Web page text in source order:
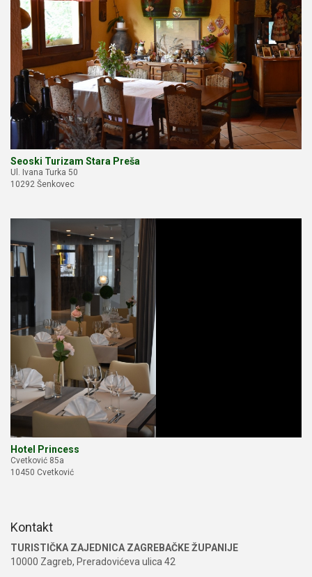
Seoski Turizam Stara Preša
Ul. Ivana Turka 50
10292 Šenkovec
Hotel Princess
Cvetković 85a
10450 Cvetković
Kontakt
TURISTIČKA ZAJEDNICA ZAGREBAČKE ŽUPANIJE
10000 Zagreb, Preradovićeva ulica 42